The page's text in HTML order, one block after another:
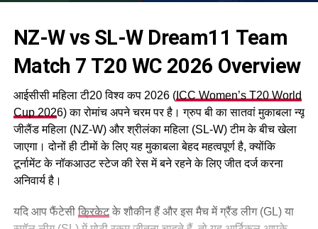
NZ-W vs SL-W Dream11 Team
Match 7 T20 WC 2026 Overview
आईसीसी महिला टी20 विश्व कप 2026 (ICC Women’s T20 World
Cup 2026) का रोमांच अपने चरम पर है। ग्रुप बी का सातवां मुकाबला न्यू
जीलैंड महिला (NZ-W) और श्रीलंका महिला (SL-W) टीम के बीच खेला
जाएगा। दोनों ही टीमों के लिए यह मुकाबला बेहद महत्वपूर्ण है, क्योंकि
टूर्नामेंट के नॉकआउट स्टेज की रेस में बने रहने के लिए जीत दर्ज करना
अनिवार्य है।
यदि आप फैंटेसी क्रिकेटके शौकीन हैं और इस मैच में ग्रैंड लीग (GL) या